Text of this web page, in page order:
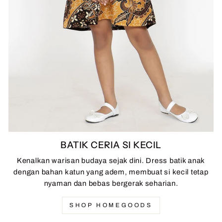
BATIK CERIA SI KECIL
Kenalkan warisan budaya sejak dini. Dress batik anak
dengan bahan katun yang adem, membuat si kecil tetap
nyaman dan bebas bergerak seharian.
SHOP HOMEGOODS